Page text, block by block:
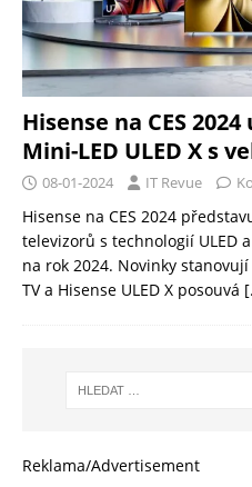
Hisense na CES
Mini-LED ULED X s
08-01-2024 IT Revue
Hisense na CES 2024
televizorů s technologií ULED
na rok 2024. Novinky
TV a Hisense ULED X posouvá
Reklama/Advertisement